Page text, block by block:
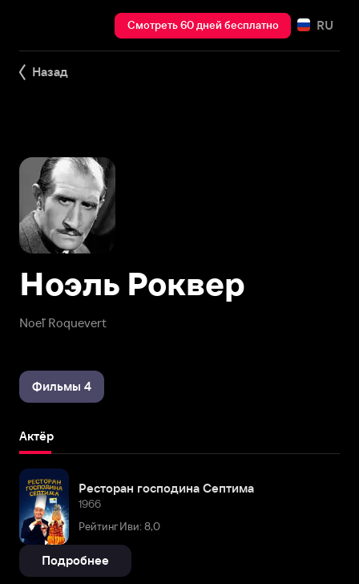
Смотреть 60 дней бесплатно RU
Назад
Noël Roquevert
Ноэль Роквер
Фильмы 4
Актёр
Ресторан господина Септима
1966
Рейтинг Иви: 8,0
Подробнее